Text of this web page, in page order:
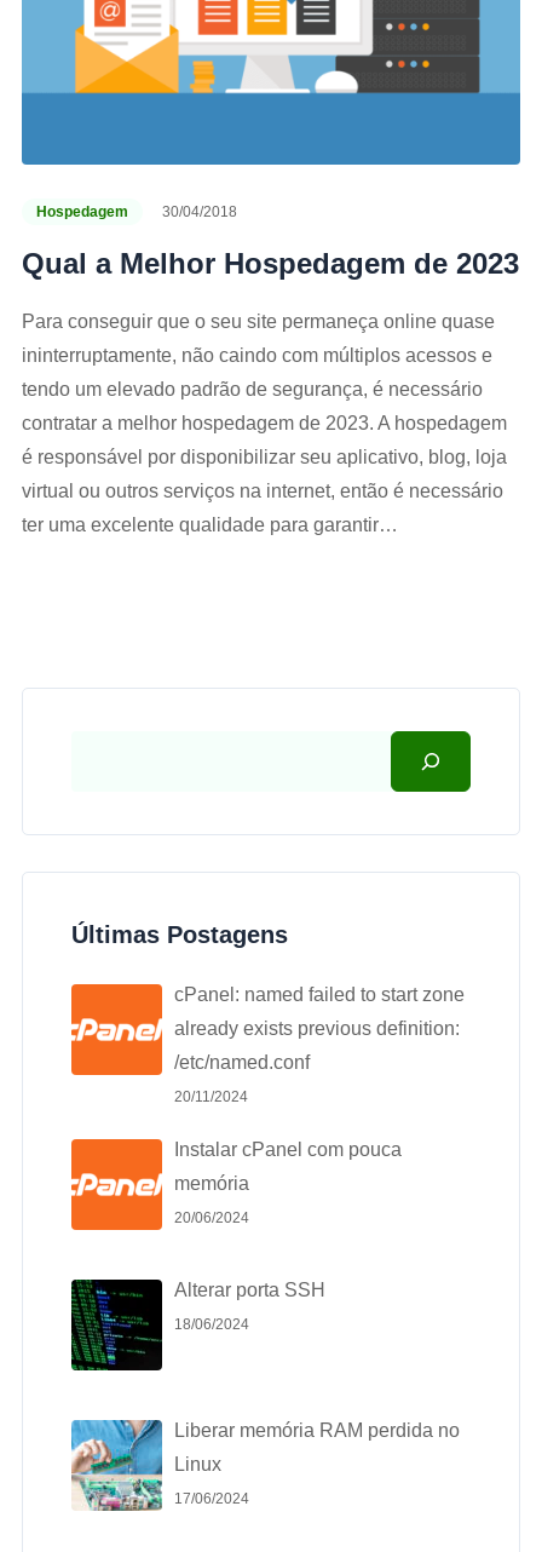
Hospedagem 30/04/2018
Qual a Melhor Hospedagem de 2023
Para conseguir que o seu site permaneça online quase
ininterruptamente, não caindo com múltiplos acessos e
tendo um elevado padrão de segurança, é necessário
contratar a melhor hospedagem de 2023. A hospedagem
é responsável por disponibilizar seu aplicativo, blog, loja
virtual ou outros serviços na internet, então é necessário
ter uma excelente qualidade para garantir…
Últimas Postagens
cPanel: named failed to start zone
already exists previous definition:
/etc/named.conf
20/11/2024
Instalar cPanel com pouca
memória
20/06/2024
Alterar porta SSH
18/06/2024
Liberar memória RAM perdida no
Linux
17/06/2024